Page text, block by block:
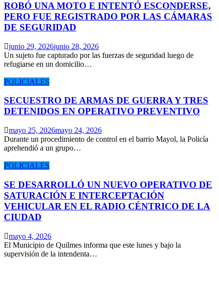
ROBÓ UNA MOTO E INTENTÓ ESCONDERSE,
PERO FUE REGISTRADO POR LAS CÁMARAS
DE SEGURIDAD
junio 29, 2026junio 28, 2026
Un sujeto fue capturado por las fuerzas de seguridad luego de
refugiarse en un domicilio…
POLICIALES
SECUESTRO DE ARMAS DE GUERRA Y TRES
DETENIDOS EN OPERATIVO PREVENTIVO
mayo 25, 2026mayo 24, 2026
Durante un procedimiento de control en el barrio Mayol, la Policía
aprehendió a un grupo…
POLICIALES
SE DESARROLLÓ UN NUEVO OPERATIVO DE
SATURACIÓN E INTERCEPTACIÓN
VEHICULAR EN EL RADIO CÉNTRICO DE LA
CIUDAD
mayo 4, 2026
El Municipio de Quilmes informa que este lunes y bajo la
supervisión de la intendenta…